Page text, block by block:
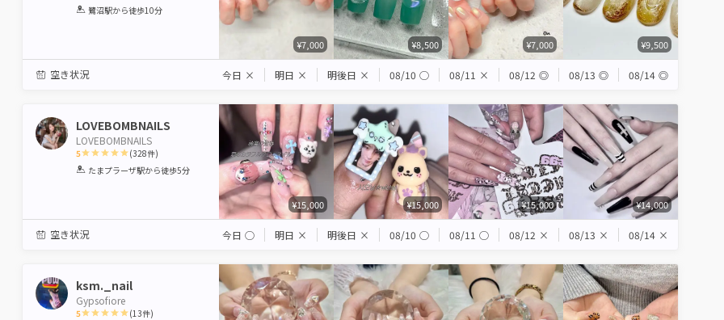
1 2 3 4 5
鷺沼駅から徒歩10分
¥7,000 ¥8,500 ¥7,000 ¥9,500
空き状況 今日 × 明日 × 明後日 × 08/10 ◯ 08/11 × 08/12 ◎ 08/13 ◎ 08/14 ◎
LOVEBOMBNAILS
LOVEBOMBNAILS
5
1 2 3 4 5
(328件)
たまプラーザ駅から徒歩5分
¥15,000 ¥15,000 ¥15,000 ¥14,000
空き状況 今日 ◯ 明日 × 明後日 × 08/10 ◯ 08/11 ◯ 08/12 × 08/13 × 08/14 ×
ksm._nail
Gypsofiore
5 (13件)